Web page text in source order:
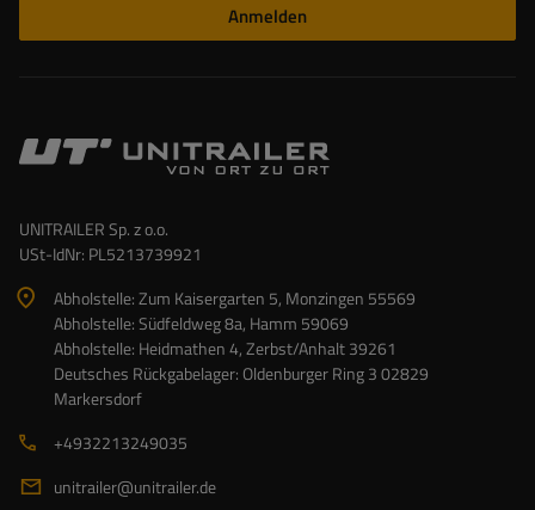
Anmelden
UNITRAILER Sp. z o.o.
USt-IdNr: PL5213739921
Abholstelle: Zum Kaisergarten 5, Monzingen 55569
Abholstelle: Südfeldweg 8a, Hamm 59069
Abholstelle: Heidmathen 4, Zerbst/Anhalt 39261
Deutsches Rückgabelager: Oldenburger Ring 3 02829
Markersdorf
+4932213249035
unitrailer@unitrailer.de